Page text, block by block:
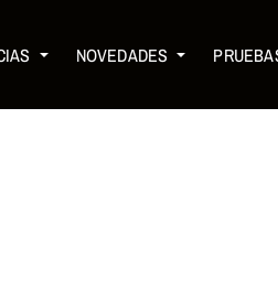
NOVEDADES